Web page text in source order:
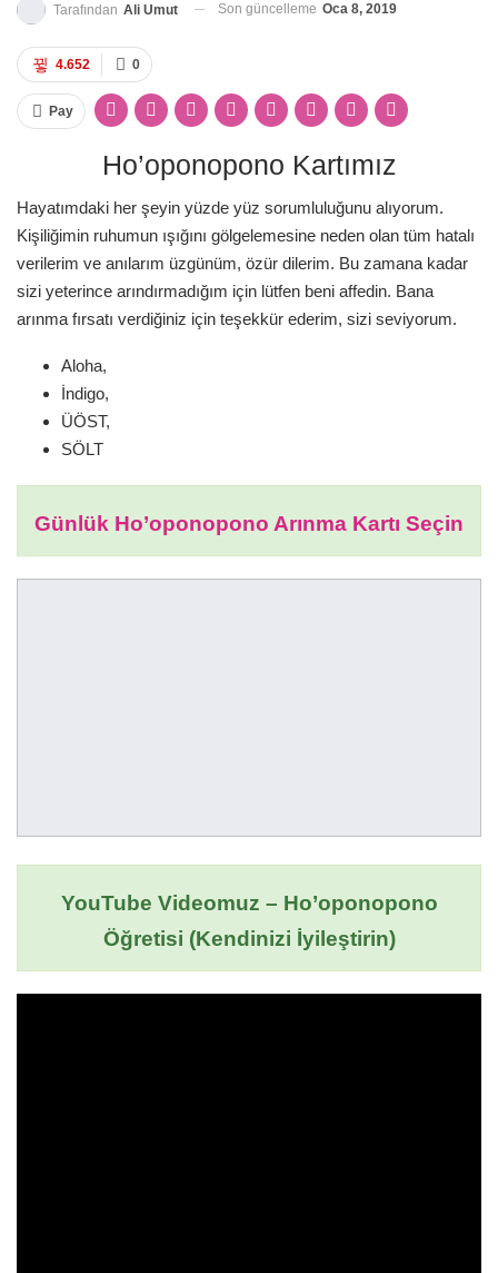
Tarafından Ali Umut Son güncelleme Oca 8, 2019
0
4.652
Pay
Ho’oponopono Kartımız
Hayatımdaki her şeyin yüzde yüz sorumluluğunu alıyorum.
Kişiliğimin ruhumun ışığını gölgelemesine neden olan tüm hatalı
verilerim ve anılarım üzgünüm, özür dilerim. Bu zamana kadar
sizi yeterince arındırmadığım için lütfen beni affedin. Bana
arınma fırsatı verdiğiniz için teşekkür ederim, sizi seviyorum.
Aloha,
İndigo,
ÜÖST,
SÖLT
Günlük Ho’oponopono Arınma Kartı Seçin
YouTube Videomuz – Ho’oponopono
Öğretisi (Kendinizi İyileştirin)